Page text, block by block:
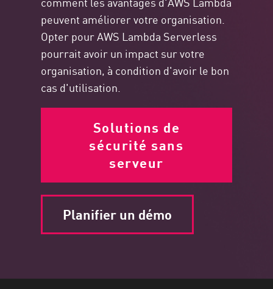
peuvent améliorer votre organisation.
Opter pour AWS Lambda Serverless
pourrait avoir un impact sur votre
organisation, à condition d'avoir le bon
cas d'utilisation.
Solutions de
sécurité sans
serveur
Planifier un démo